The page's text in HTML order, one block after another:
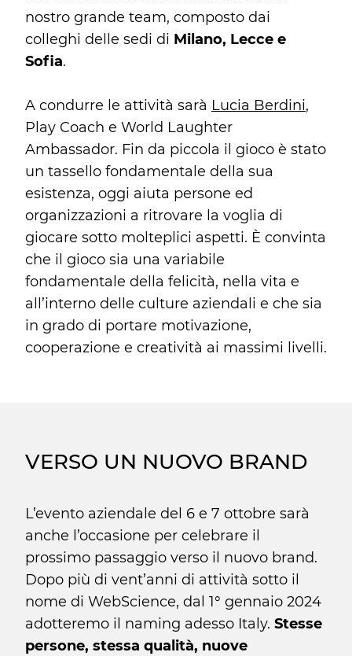
nostro grande team, composto dai
colleghi delle sedi di Milano, Lecce e
Sofia.
A condurre le attività sarà Lucia Berdini,
Play Coach e World Laughter
Ambassador. Fin da piccola il gioco è stato
un tassello fondamentale della sua
esistenza, oggi aiuta persone ed
organizzazioni a ritrovare la voglia di
giocare sotto molteplici aspetti. È convinta
che il gioco sia una variabile
fondamentale della felicità, nella vita e
all’interno delle culture aziendali e che sia
in grado di portare motivazione,
cooperazione e creatività ai massimi livelli.
VERSO UN NUOVO BRAND
L’evento aziendale del 6 e 7 ottobre sarà
anche l’occasione per celebrare il
prossimo passaggio verso il nuovo brand.
Dopo più di vent’anni di attività sotto il
nome di WebScience, dal 1° gennaio 2024
adotteremo il naming adesso Italy. Stesse
persone, stessa qualità, nuove